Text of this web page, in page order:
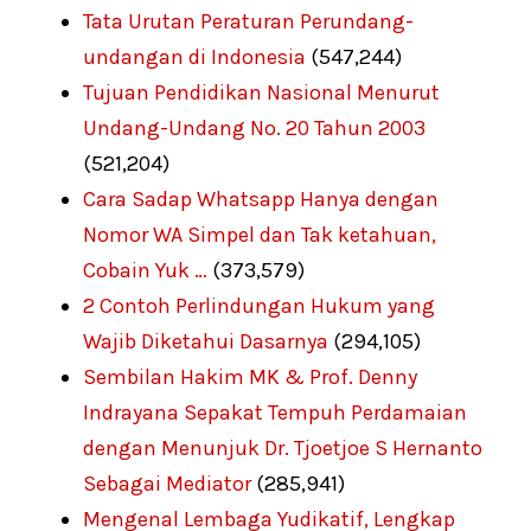
Tata Urutan Peraturan Perundang-
undangan di Indonesia (547,244)
Tujuan Pendidikan Nasional Menurut
Undang-Undang No. 20 Tahun 2003
(521,204)
Cara Sadap Whatsapp Hanya dengan
Nomor WA Simpel dan Tak ketahuan,
Cobain Yuk … (373,579)
2 Contoh Perlindungan Hukum yang
Wajib Diketahui Dasarnya (294,105)
Sembilan Hakim MK & Prof. Denny
Indrayana Sepakat Tempuh Perdamaian
dengan Menunjuk Dr. Tjoetjoe S Hernanto
Sebagai Mediator (285,941)
Mengenal Lembaga Yudikatif, Lengkap